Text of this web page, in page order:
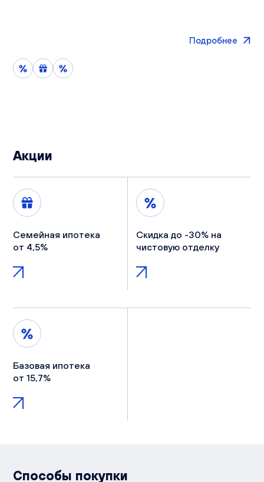
Подробнее
Акции
Семейная ипотека
от 4,5%
Скидка до -30% на
чистовую отделку
Базовая ипотека
от 15,7%
Способы покупки